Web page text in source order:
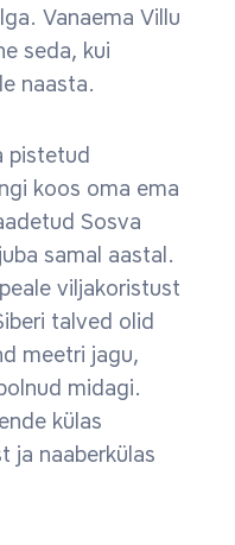
Vanaema Villu
seda, kui
naasta.
pistetud
koos oma ema
Sosva
samal aastal.
viljakoristust
talved olid
meetri jagu,
midagi.
külas
ja naaberkülas